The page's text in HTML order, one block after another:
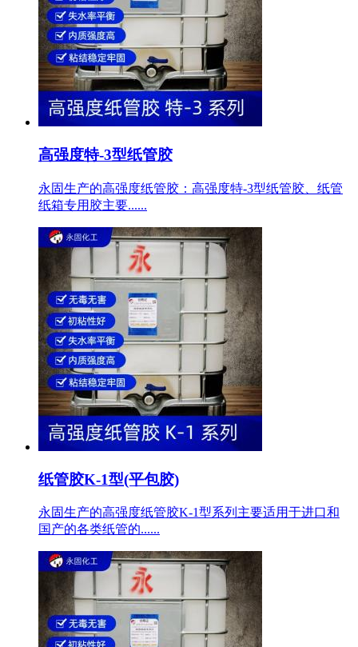
高强度特-3型纸管胶
永固生产的高强度纸管胶：高强度特-3型纸管胶、纸管
纸箱专用胶主要......
纸管胶K-1型(平包胶)
永固生产的高强度纸管胶K-1型系列主要适用于进口和
国产的各类纸管的......